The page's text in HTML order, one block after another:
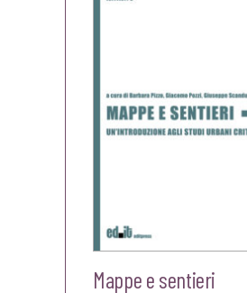
Mappe e sentieri